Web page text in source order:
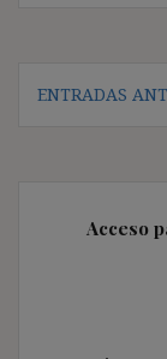
de
ENTRADAS
Acceso